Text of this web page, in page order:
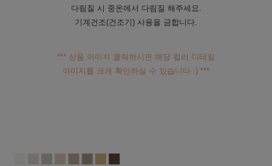
다림질 시 중온에서 다림질 해주세요.
기계건조(건조기) 사용을 금합니다.
*** 상품 이미지 클릭하시면 해당 컬러 디테일
이미지를 크게 확인하실 수 있습니다 :) ***